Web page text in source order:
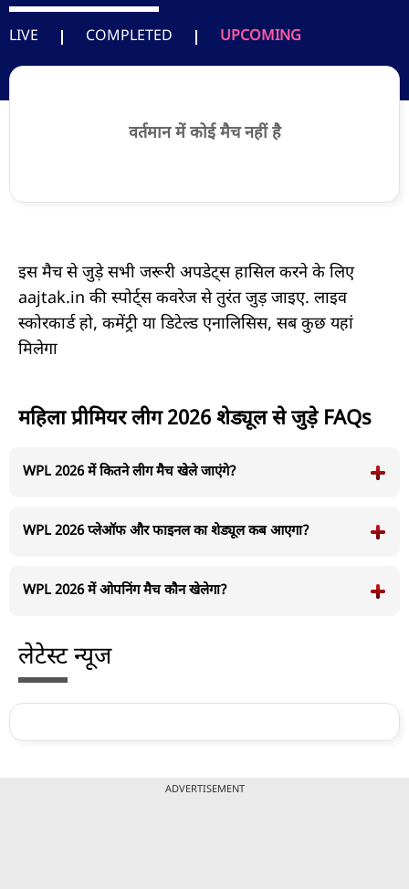
LIVE COMPLETED UPCOMING
वर्तमान में कोई मैच नहीं है
इस मैच से जुड़े सभी जरूरी अपडेट्स हासिल करने के लिए
aajtak.in की स्पोर्ट्स कवरेज से तुरंत जुड़ जाइए. लाइव
स्कोरकार्ड हो, कमेंट्री या डिटेल्ड एनालिसिस, सब कुछ यहां
मिलेगा
महिला प्रीमियर लीग 2026 शेड्यूल से जुड़े FAQs
WPL 2026 में कितने लीग मैच खेले जाएंगे?
WPL 2026 प्लेऑफ और फाइनल का शेड्यूल कब आएगा?
WPL 2026 में ओपनिंग मैच कौन खेलेगा?
लेटेस्ट न्यूज
ADVERTISEMENT